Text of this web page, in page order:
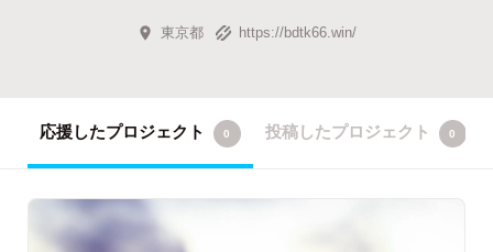
東京都 https://bdtk66.win/
応援したプロジェクト 0 投稿したプロジェクト 0